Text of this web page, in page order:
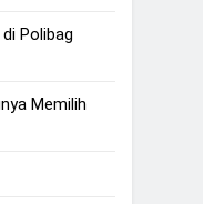
Polibag
Memilih